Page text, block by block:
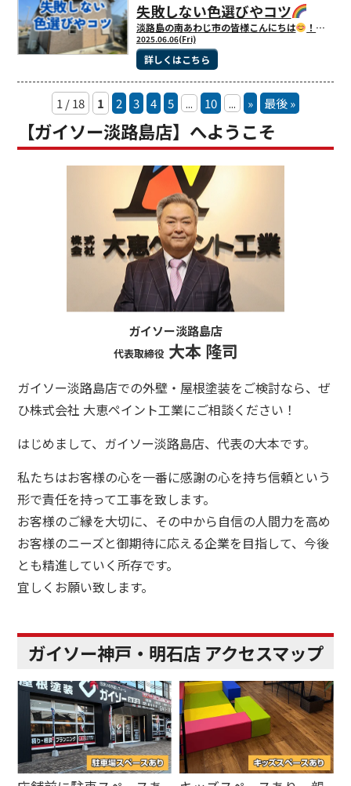
失敗しない色選びやコツ
淡路島の南あわじ市の皆様こんにちは ！！ 今回は、外壁塗装で一番気になる、失敗しない色選びやコツのご紹介をいたしたいと思います
2025.06.06(Fri)
詳しくはこちら
1 / 18 1 2 3 4 5 ... 10 ... » 最後 »
【ガイソー淡路島店】へようこそ
ガイソー淡路島店
代表取締役大本 隆司
ガイソー淡路島店での外壁・屋根塗装をご検討なら、ぜ
ひ株式会社 大恵ペイント工業にご相談ください！
はじめまして、ガイソー淡路島店、代表の大本です。
私たちはお客様の心を一番に感謝の心を持ち信頼という
形で責任を持って工事を致します。
お客様のご縁を大切に、その中から自信の人間力を高め
お客様のニーズと御期待に応える企業を目指して、今後
とも精進していく所存です。
宜しくお願い致します。
ガイソー神戸・明石店 アクセスマップ